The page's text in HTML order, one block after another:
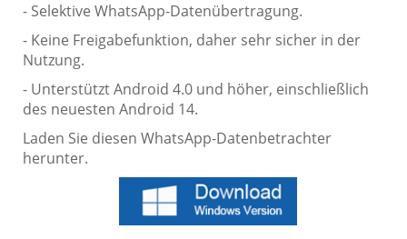
- Selektive WhatsApp-Datenübertragung.
- Keine Freigabefunktion, daher sehr sicher in der
Nutzung.
- Unterstützt Android 4.0 und höher, einschließlich
des neuesten Android 14.
Laden Sie diesen WhatsApp-Datenbetrachter
herunter.